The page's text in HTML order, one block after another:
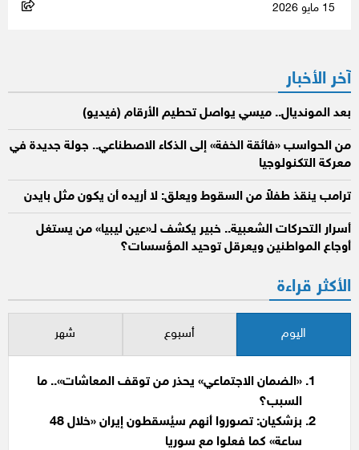
آخر الأخبار
بعد المونديال.. ميسي يواصل تحطيم الأرقام (فيديو)
من الحواسب «فائقة الخفة» إلى الذكاء الاصطناعي.. جولة جديدة في
معركة التكنولوجيا
ترامب ينقذ طفلاً من السقوط ويعلق: لا أريده أن يكون مثل بايدن
أسرار التحركات الشعبية.. خبير يكشف لـ«عين ليبيا» من يستغل
أوجاع المواطنين ويعرقل توحيد المؤسسات؟
الأكثر قراءة
اليوم أسبوع شهر
«الضمان الاجتماعي» يحذر من توقف المعاشات».. ما
السبب؟
بزشكيان: تصوروا أنهم سيُسقطون إيران «خلال 48
ساعة» كما فعلوا مع سوريا